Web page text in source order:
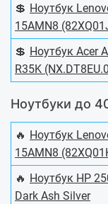
💲 Ноутбук
15AMN8
💲 Ноутбук Acer
R35K
Ноутбуки до
🔥 Ноутбук
15AMN8
🔥 Ноутбук HP
Dark Ash Silver